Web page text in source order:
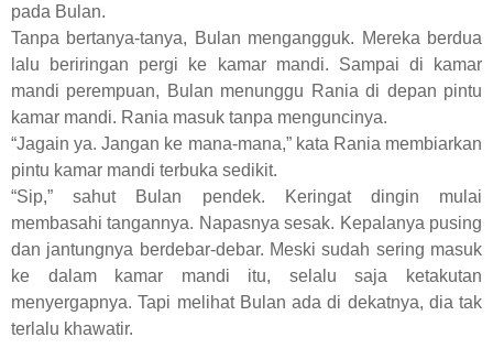
pada Bulan.
Tanpa bertanya-tanya, Bulan mengangguk. Mereka berdua
lalu beriringan pergi ke kamar mandi. Sampai di kamar
mandi perempuan, Bulan menunggu Rania di depan pintu
kamar mandi. Rania masuk tanpa menguncinya.
“Jagain ya. Jangan ke mana-mana,” kata Rania membiarkan
pintu kamar mandi terbuka sedikit.
“Sip,” sahut Bulan pendek. Keringat dingin mulai
membasahi tangannya. Napasnya sesak. Kepalanya pusing
dan jantungnya berdebar-debar. Meski sudah sering masuk
ke dalam kamar mandi itu, selalu saja ketakutan
menyergapnya. Tapi melihat Bulan ada di dekatnya, dia tak
terlalu khawatir.